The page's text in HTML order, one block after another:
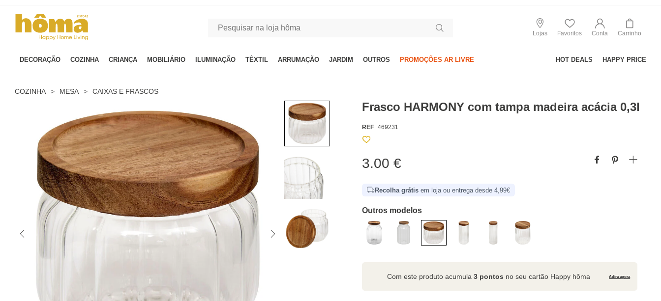
Lojas Favoritos Conta Carrinho
DECORAÇÃO COZINHA CRIANÇA MOBILIÁRIO ILUMINAÇÃO TÊXTIL ARRUMAÇÃO JARDIM OUTROS PROMOÇÕES AR LIVRE HOT DEALS HAPPY PRICE
COZINHA > MESA > CAIXAS E FRASCOS
Frasco HARMONY com tampa madeira acácia 0,3l
REF 469231
3.00 €
Recolha grátis em loja ou entrega desde 4,99€
Outros modelos
Com este produto acumula3 pontos no seu cartão Happy hôma Adira agora